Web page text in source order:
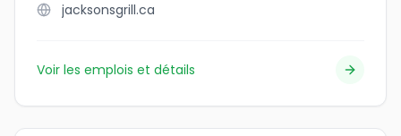
jacksonsgrill.ca
Voir les emplois et détails